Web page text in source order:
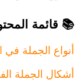
📚 قائمة
أنواع الجملة في
أشكال الجملة